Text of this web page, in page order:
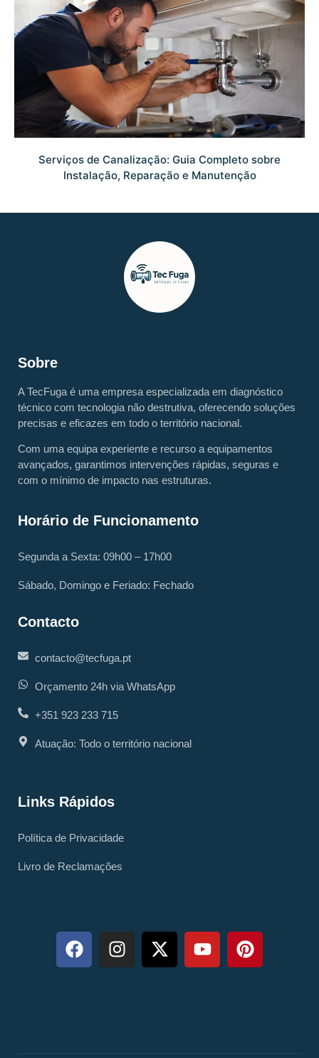
Serviços de Canalização: Guia Completo sobre
Instalação, Reparação e Manutenção
Sobre
A TecFuga é uma empresa especializada em diagnóstico
técnico com tecnologia não destrutiva, oferecendo soluções
precisas e eficazes em todo o território nacional.
Com uma equipa experiente e recurso a equipamentos
avançados, garantimos intervenções rápidas, seguras e
com o mínimo de impacto nas estruturas.
Horário de Funcionamento
Segunda a Sexta: 09h00 – 17h00
Sábado, Domingo e Feriado: Fechado
Contacto
contacto@tecfuga.pt
Orçamento 24h via WhatsApp
+351 923 233 715
Atuação: Todo o território nacional
Links Rápidos
Política de Privacidade
Livro de Reclamações